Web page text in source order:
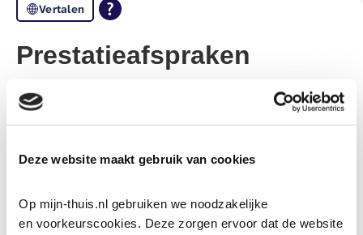
Deze website maakt gebruik van cookies
Op mijn-thuis.nl gebruiken we noodzakelijke
en voorkeurscookies. Deze zorgen ervoor dat de website
Vertalen
Prestatieafspraken
Woningcorporaties maken elk jaar afspraken met
gemeenten en huurdersorganisaties over de prestaties
Woningwet. In die afspraken staat bijvoorbeeld welke
doelgroepen.